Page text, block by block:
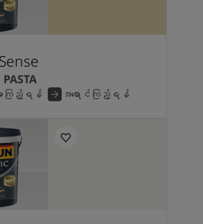
PASTA
းကြည့်ရန် အရောင်ကြည့်ရန်